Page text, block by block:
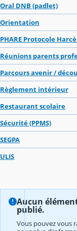
Oral DNB (padlet)
Orientation
PHARE Protocole
Réunions parents
Parcours avenir /
Règlement intérieur
Restaurant scolaire
Sécurité (PPMS)
SEGPA
ULIS
Aucun
publié.
Vous pouvez vous